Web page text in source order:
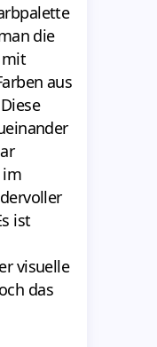
die
mit
aus
im
ist
visuelle
das